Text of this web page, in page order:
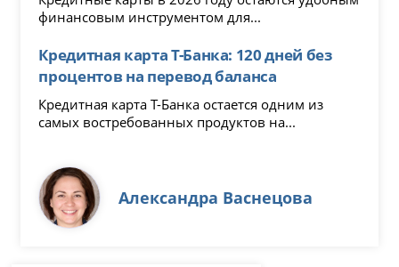
финансовым инструментом для...
Кредитная карта Т-Банка: 120 дней без
процентов на перевод баланса
Кредитная карта Т-Банка остается одним из
самых востребованных продуктов на...
Александра Васнецова